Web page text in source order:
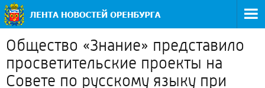
Общество «Знание» представило
просветительские проекты на
Совете по русскому языку при